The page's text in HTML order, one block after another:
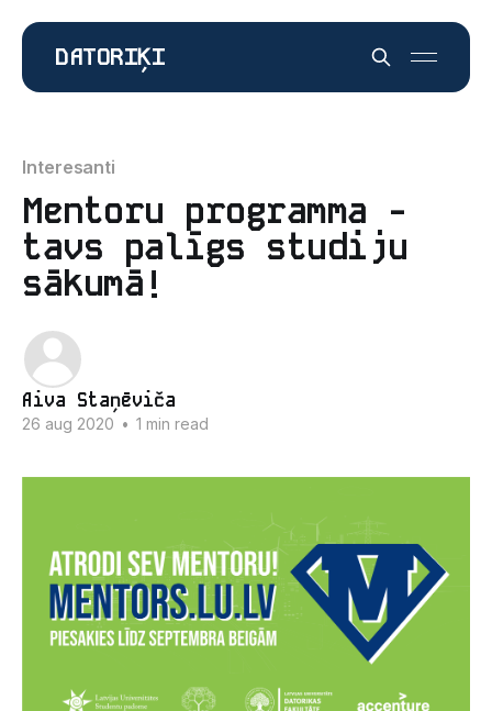
DATORIĶI
Interesanti
Mentoru programma -
tavs palīgs studiju
sākumā!
Aiva Staņēviča
26 aug 2020 • 1 min read